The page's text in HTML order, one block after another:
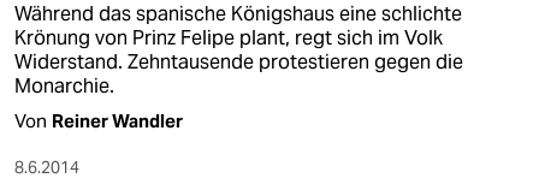
Während das spanische Königshaus eine schlichte
Krönung von Prinz Felipe plant, regt sich im Volk
Widerstand. Zehntausende protestieren gegen die
Monarchie.
Von Reiner Wandler
8.6.2014